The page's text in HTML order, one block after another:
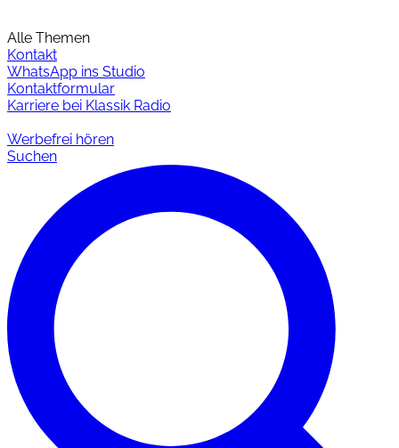
Alle Themen
Kontakt
WhatsApp ins Studio
Kontaktformular
Karriere bei Klassik Radio
Werbefrei hören
Suchen